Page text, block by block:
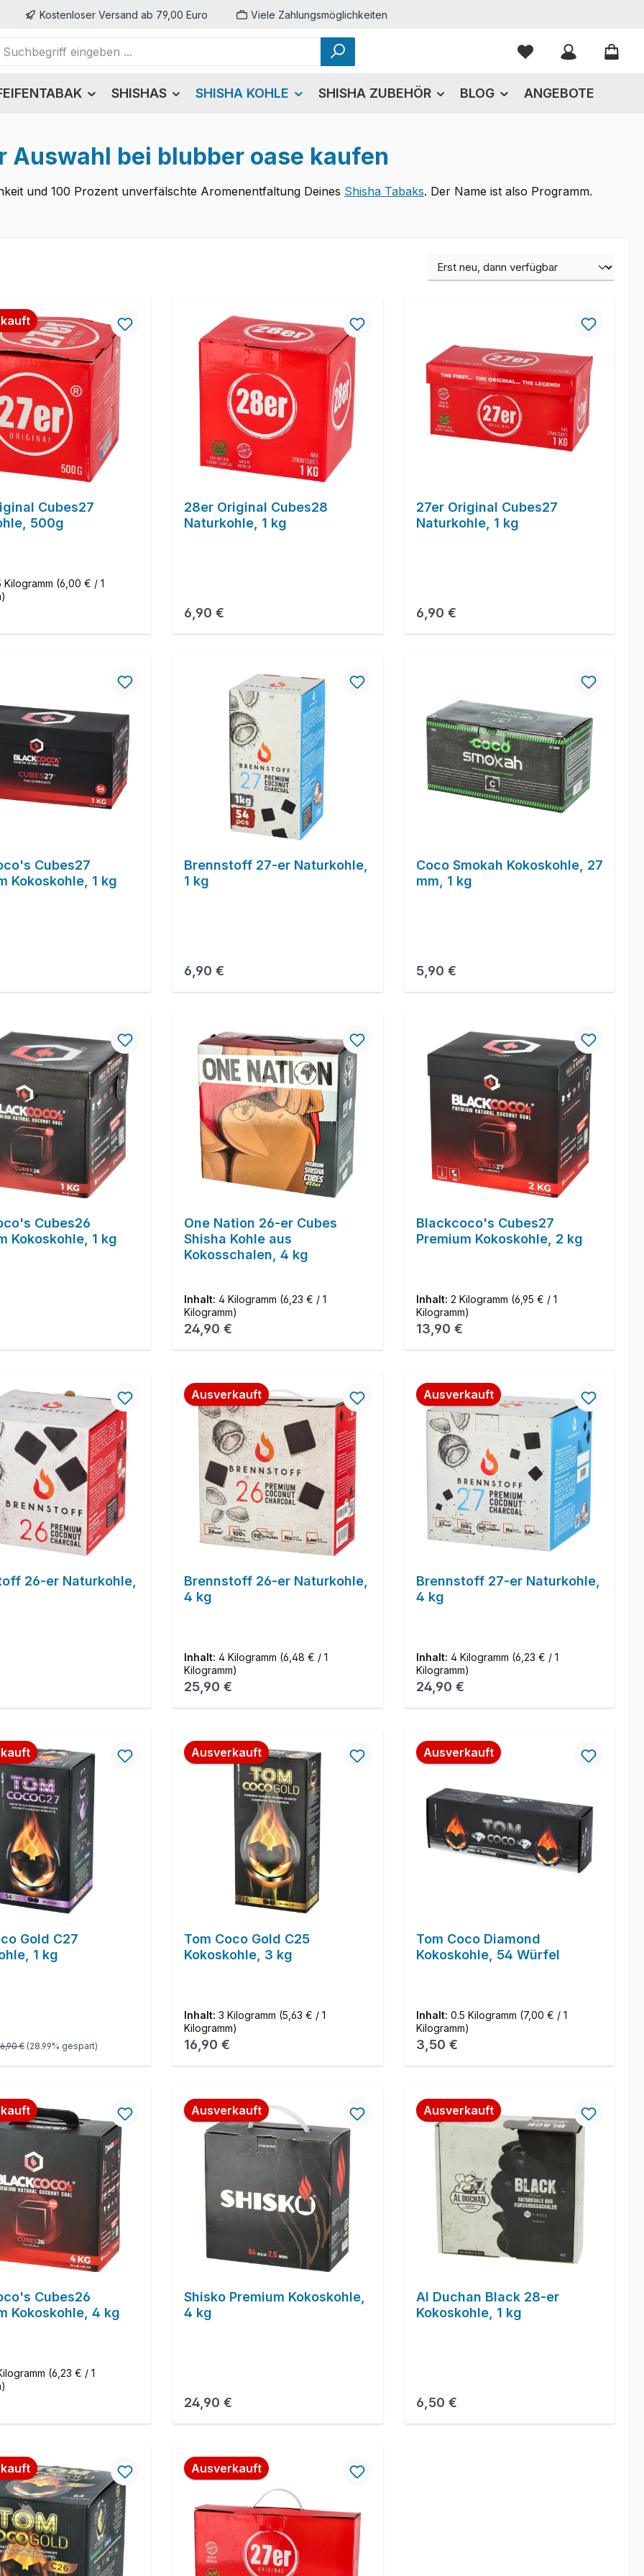
Kostenloser Versand ab 79,00 Euro Viele Zahlungsmöglichkeiten
Du hast 0
SHISHAS SHISHA KOHLE SHISHA ZUBEHÖR BLOG ANGEBOTE
Auswahl bei blubber oase kaufen
und 100 Prozent unverfälschte Aromenentfaltung Deines Shisha Tabaks. Der Name ist also Programm.
Cubes27
500g
Kilogramm (6,00 € / 1
Preis:
28er Original Cubes28
Naturkohle, 1 kg
Regulärer Preis:
6,90 €
27er Original Cubes27
Naturkohle, 1 kg
Regulärer Preis:
6,90 €
Cubes27
Kokoskohle, 1 kg
Preis:
Brennstoff 27-er Naturkohle,
1 kg
Regulärer Preis:
6,90 €
Coco Smokah Kokoskohle, 27
mm, 1 kg
Regulärer Preis:
5,90 €
Cubes26
Kokoskohle, 1 kg
Preis:
One Nation 26-er Cubes
Shisha Kohle aus
Kokosschalen, 4 kg
Inhalt:4 Kilogramm (6,23 € / 1
Kilogramm)
Regulärer Preis:
24,90 €
Blackcoco's Cubes27
Premium Kokoskohle, 2 kg
Inhalt: 2 Kilogramm (6,95 € / 1
Kilogramm)
Regulärer Preis:
13,90 €
26-er Naturkohle,
Preis:
Ausverkauft
Brennstoff 26-er Naturkohle,
4 kg
Inhalt:4 Kilogramm (6,48 € / 1
Kilogramm)
Regulärer Preis:
25,90 €
Ausverkauft
Brennstoff 27-er Naturkohle,
4 kg
Inhalt: 4 Kilogramm (6,23 € / 1
Kilogramm)
Regulärer Preis:
24,90 €
Gold C27
1 kg
Regulärer Preis:
6,90 € (28.99% gespart)
Ausverkauft
Tom Coco Gold C25
Kokoskohle, 3 kg
Inhalt:3 Kilogramm (5,63 € / 1
Kilogramm)
Regulärer Preis:
16,90 €
Ausverkauft
Tom Coco Diamond
Kokoskohle, 54 Würfel
Inhalt: 0.5 Kilogramm (7,00 € / 1
Kilogramm)
Regulärer Preis:
3,50 €
Cubes26
Kokoskohle, 4 kg
(6,23 € / 1
Preis:
Ausverkauft
Shisko Premium Kokoskohle,
4 kg
Regulärer Preis:
24,90 €
Ausverkauft
Al Duchan Black 28-er
Kokoskohle, 1 kg
Regulärer Preis:
6,50 €
Ausverkauft